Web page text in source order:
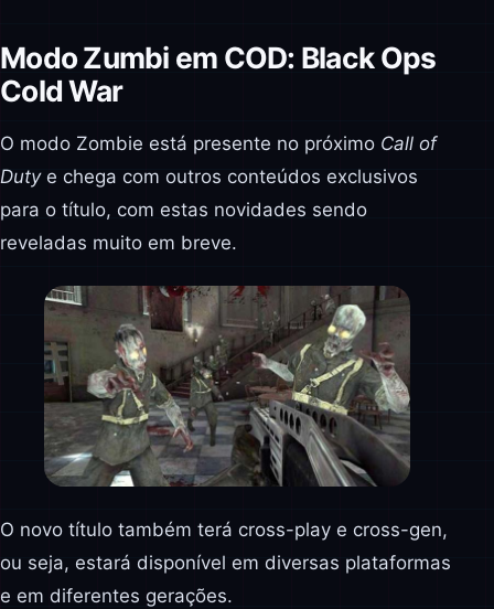
Modo Zumbi em COD: Black Ops
Cold War
O modo Zombie está presente no próximo Call of
Duty e chega com outros conteúdos exclusivos
para o título, com estas novidades sendo
reveladas muito em breve.
O novo título também terá cross-play e cross-gen,
ou seja, estará disponível em diversas plataformas
e em diferentes gerações.